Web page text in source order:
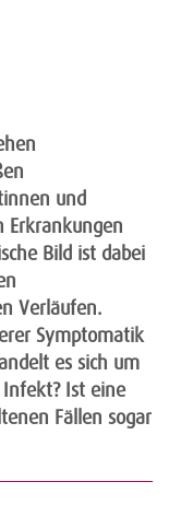
und
Erkrankungen
Bild ist dabei
Verläufen.
Symptomatik
es sich um
Ist eine
Fällen sogar